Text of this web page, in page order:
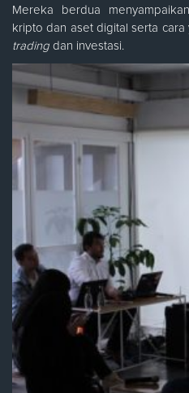
Mereka berdua
kripto dan aset digital serta
trading dan investasi.